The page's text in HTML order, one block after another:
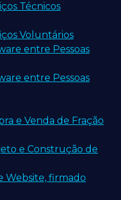
Técnicos
Voluntários
entre Pessoas
entre Pessoas
e Venda de Fração
e Construção de
Website, firmado